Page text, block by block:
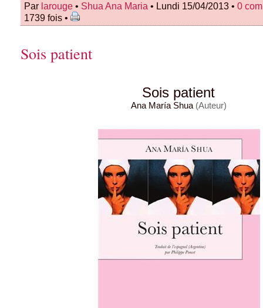
Par larouge • Shua Ana Maria • Lundi 15/04/2013 • 0
1739 fois •
Sois patient
Sois patient
Ana María Shua (Auteur)